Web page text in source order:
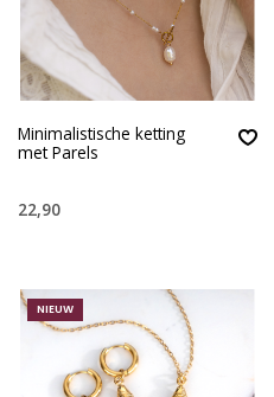
Minimalistische ketting
met Parels
22,90
NIEUW